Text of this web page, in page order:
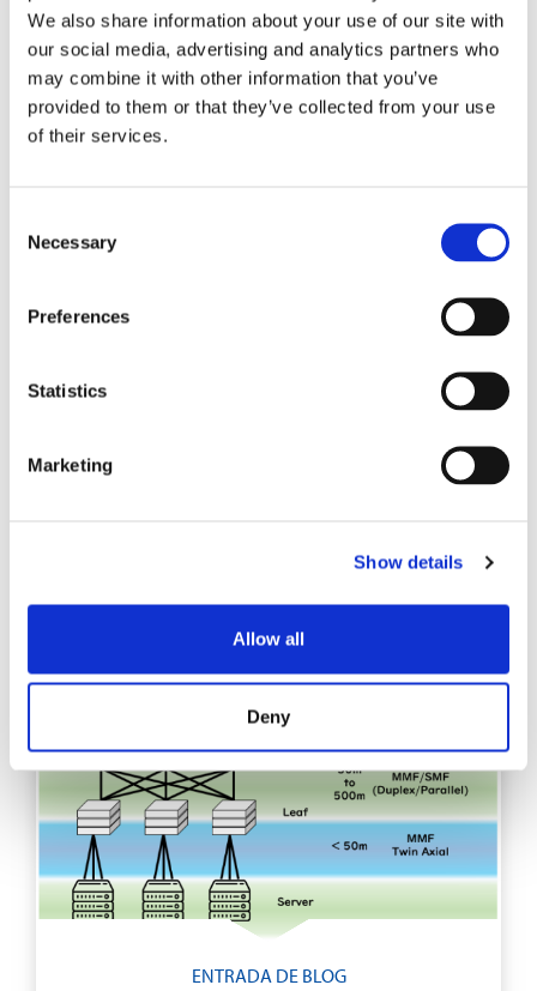
We also share information about your use of our site with
our social media, advertising and analytics partners who
may combine it with other information that you’ve
provided to them or that they’ve collected from your use
of their services.
Selection
Necessary
Preferences
Statistics
Marketing
Show details
Allow all
Deny
evolucionando en complejidad y escala, la elección
ENTRADA DE BLOG